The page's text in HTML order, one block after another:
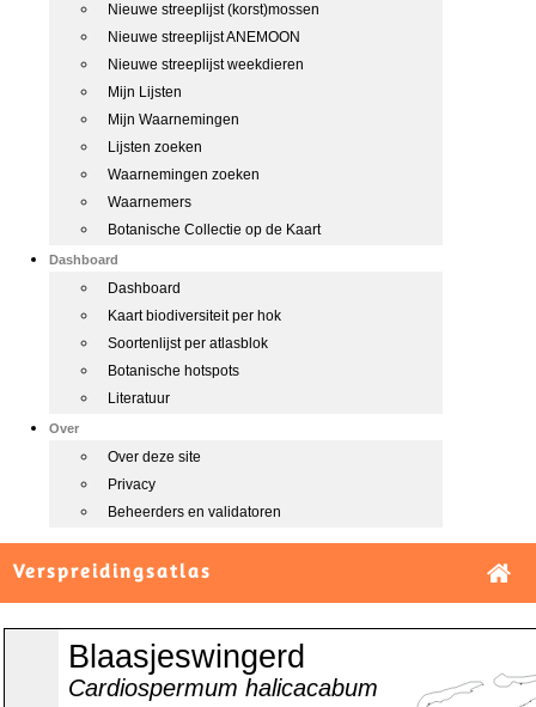
Nieuwe streeplijst (korst)mossen
Nieuwe streeplijst ANEMOON
Nieuwe streeplijst weekdieren
Mijn Lijsten
Mijn Waarnemingen
Lijsten zoeken
Waarnemingen zoeken
Waarnemers
Botanische Collectie op de Kaart
Dashboard
Dashboard
Kaart biodiversiteit per hok
Soortenlijst per atlasblok
Botanische hotspots
Literatuur
Over
Over deze site
Privacy
Beheerders en validatoren
Verspreidingsatlas